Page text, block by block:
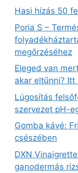
Hasi hízás 50
Poria S –
megőrzéséhez
Eleged van
akar eltűnni?
Lúgosítás
szervezet pH-
Gomba kávé:
csészében
DXN
ganodermás